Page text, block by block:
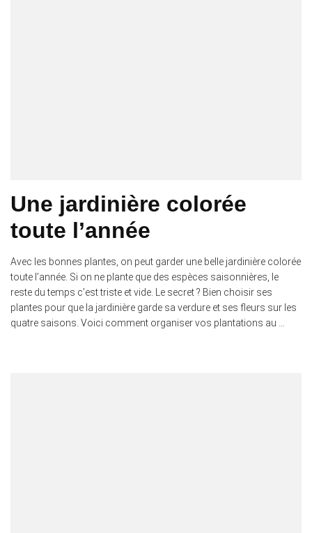
Une jardinière colorée
toute l’année
Avec les bonnes plantes, on peut garder une belle jardinière colorée
toute l’année. Si on ne plante que des espèces saisonnières, le
reste du temps c’est triste et vide. Le secret ? Bien choisir ses
plantes pour que la jardinière garde sa verdure et ses fleurs sur les
quatre saisons. Voici comment organiser vos plantations au …